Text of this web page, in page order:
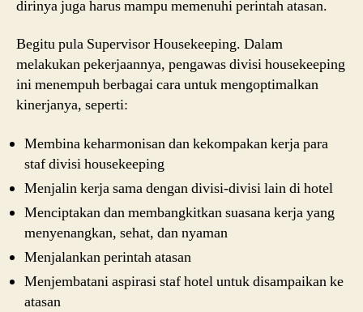
dirinya juga harus mampu memenuhi perintah atasan.
Begitu pula Supervisor Housekeeping. Dalam
melakukan pekerjaannya, pengawas divisi housekeeping
ini menempuh berbagai cara untuk mengoptimalkan
kinerjanya, seperti:
Membina keharmonisan dan kekompakan kerja para
staf divisi housekeeping
Menjalin kerja sama dengan divisi-divisi lain di hotel
Menciptakan dan membangkitkan suasana kerja yang
menyenangkan, sehat, dan nyaman
Menjalankan perintah atasan
Menjembatani aspirasi staf hotel untuk disampaikan ke
atasan